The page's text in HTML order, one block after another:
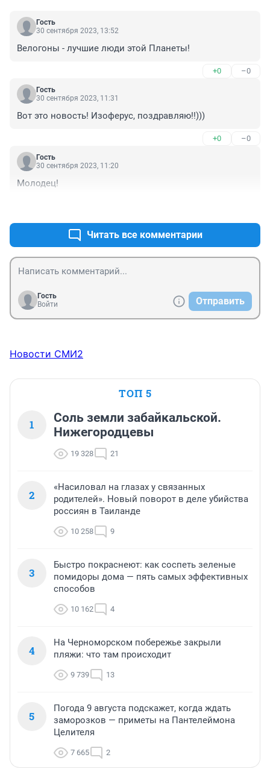
Гость
30 сентября 2023, 13:52
Велогоны - лучшие люди этой Планеты!
+0 –0
Гость
30 сентября 2023, 11:31
Вот это новость! Изоферус, поздравляю!!)))
+0 –0
Гость
30 сентября 2023, 11:20
Молодец!
Читать все комментарии
Гость
Войти
Отправить
Новости СМИ2
ТОП 5
1
Соль земли забайкальской.
Нижегородцевы
19 328 21
2
«Насиловал на глазах у связанных
родителей». Новый поворот в деле убийства
россиян в Таиланде
10 258 9
3
Быстро покраснеют: как соспеть зеленые
помидоры дома — пять самых эффективных
способов
10 162 4
4
На Черноморском побережье закрыли
пляжи: что там происходит
9 739 13
5
Погода 9 августа подскажет, когда ждать
заморозков — приметы на Пантелеймона
Целителя
7 665 2